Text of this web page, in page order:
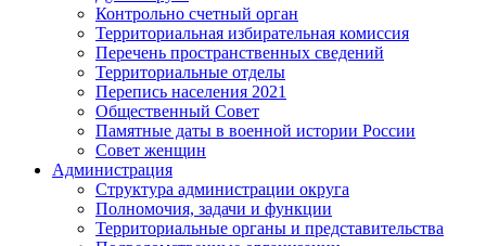
Контрольно счетный орган
Территориальная избирательная комиссия
Перечень пространственных сведений
Территориальные отделы
Перепись населения 2021
Общественный Совет
Памятные даты в военной истории России
Совет женщин
Администрация
Структура администрации округа
Полномочия, задачи и функции
Территориальные органы и представительства